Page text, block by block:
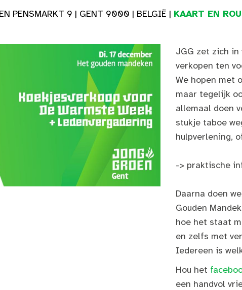
PENSMARKT 9 | GENT 9000 | BELGIË | KAART EN
JGG zet zich in
verkopen ten
We hopen met
maar tegelijk
allemaal doen
stukje taboe
hulpverlening,
-> praktische
Daarna doen
Gouden
hoe het staat
en zelfs met
Iedereen is
Hou het
een handvol